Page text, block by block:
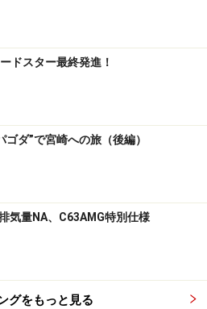
ドスター最終発進！
ゴダ”で宮崎への旅（後編）
気量NA、C63AMG特別仕様
グをもっと見る